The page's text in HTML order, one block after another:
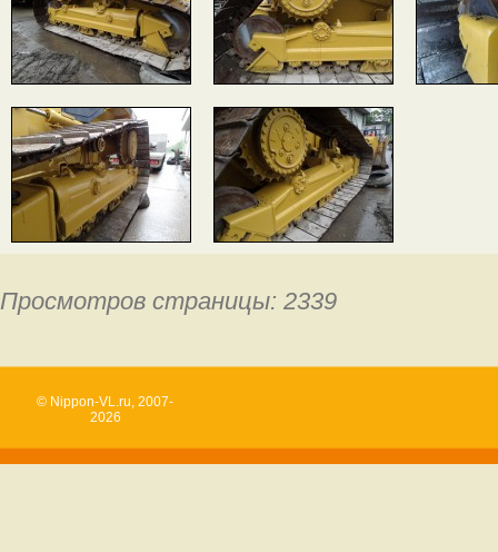
Просмотров страницы: 2339
© Nippon-VL.ru, 2007-
2026